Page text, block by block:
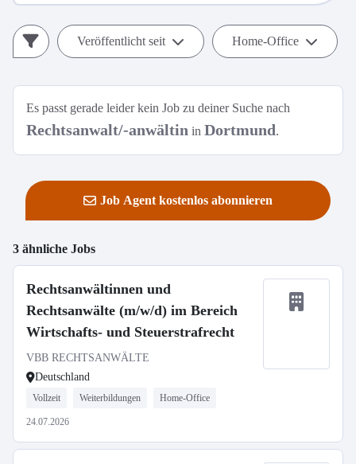
Veröffentlicht seit Home-Office
Es passt gerade leider kein Job zu deiner Suche nach
Rechtsanwalt/-anwältin in Dortmund.
Job Agent kostenlos abonnieren
3 ähnliche Jobs
Rechtsanwältinnen und
Rechtsanwälte (m/w/d) im Bereich
Wirtschafts- und Steuerstrafrecht
VBB RECHTSANWÄLTE
Deutschland
Vollzeit Weiterbildungen Home-Office
24.07.2026